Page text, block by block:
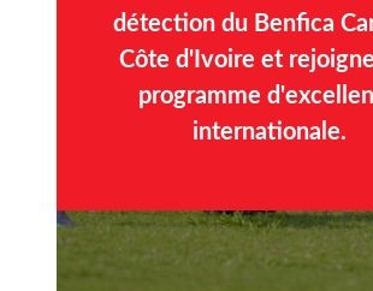
détection du Benfica
Côte d'Ivoire et
programme
internationale.